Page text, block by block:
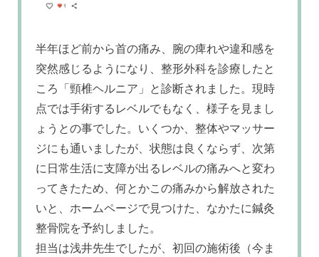
半年ほど前から首の痛み、腕の痺れや違和感を
突然感じるようになり、整形外科を診療したと
ころ「頸椎ヘルニア」と診断されました。現時
点では手術するレベルでもなく、様子を見まし
ょうとの事でした。いくつか、整体やマッサー
ジにも通いましたが、状態は良くならず、次第
に日常生活に支障が出るレベルの痛みへと変わ
ってきたため、何とかこの痛みから解放された
いと、ホームページで見つけた、なかたに鍼灸
整骨院を予約しました。
担当は浅井先生でしたが、初回の施術後（今ま